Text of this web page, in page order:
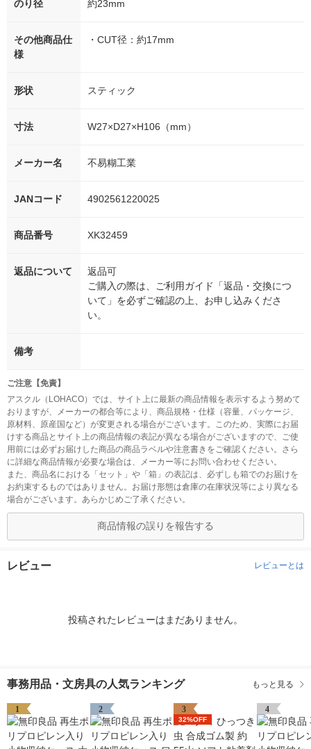
のり径 約23mm
その他商品仕
様
・CUT径：約17mm
形状 スティック
寸法 W27×D27×H106（mm）
メーカー名 不易糊工業
JANコード 4902561220025
商品番号 XK32459
返品について
返品可
ご購入の際は、ご利用ガイド「返品・交換につ
いて」を必ずご確認の上、お申し込みくださ
い。
備考
ご注意【免責】
アスクル（LOHACO）では、サイト上に最新の商品情報を表示するよう努めて
おりますが、メーカーの都合等により、商品規格・仕様（容量、パッケージ、
原材料、原産国など）が変更される場合がございます。このため、実際にお届
けする商品とサイト上の商品情報の表記が異なる場合がございますので、ご使
用前には必ずお届けした商品の商品ラベルや注意書きをご確認ください。さら
に詳細な商品情報が必要な場合は、メーカー等にお問い合わせください。
また、商品名における「セット」や「箱」の表記は、必ずしも箱でのお届けを
お約束するものではありません。お届け形態は倉庫の在庫状況等により異なる
場合がございます。あらかじめご了承ください。
商品情報の誤りを報告する
レビュー レビューとは
投稿されたレビューはまだありません。
事務用品・文房具の人気ランキング もっと見る
1 2 3
32%OFF
4